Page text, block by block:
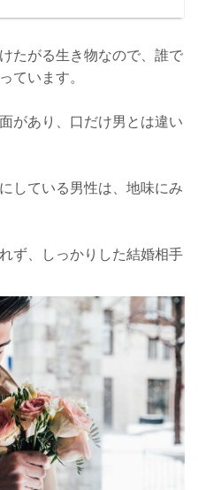
たがる生き物なので、誰で
ています。
があり、口だけ男とは違い
している男性は、地味にみ
ず、しっかりした結婚相手